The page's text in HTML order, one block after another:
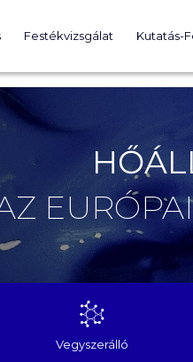
Festékvizsgálat Kutatás-
Vegyszerálló